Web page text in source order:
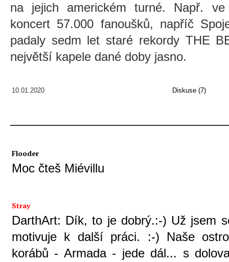
na jejich americkém turné. Např.
koncert 57.000 fanoušků, napříč
padaly sedm let staré rekordy THE
největší kapele dané doby jasno.
10.01.2020 Diskuse (7)
Flooder
Moc čteš Miévillu
Stray
DarthArt: Dík, to je dobrý.:-) Už jsem
motivuje k další práci. :-) Naše
korábů - Armada - jede dál... s